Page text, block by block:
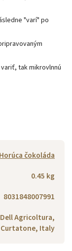
"varí" po
tak mikrovlnnú
čokoláda
0.45 kg
8031848007991
Dell Agricoltura,
Curtatone, Italy